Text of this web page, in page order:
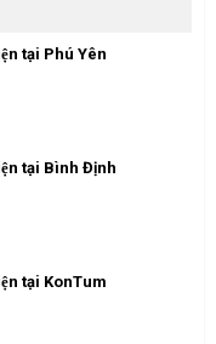
tại Phú Yên
tại Bình Định
tại KonTum